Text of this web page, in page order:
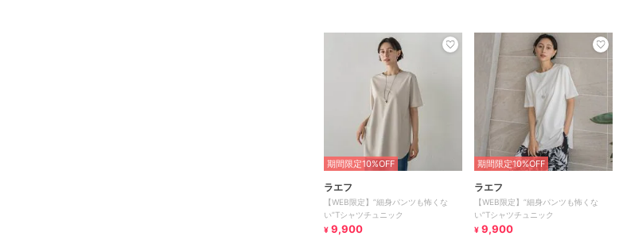
期間限定10%OFF
ラエフ
【WEB限定】”細身パンツも怖くな
い”Tシャツチュニック
¥ 9,900
期間限定10%OFF
ラエフ
【WEB限定】”細身パンツも怖くな
い”Tシャツチュニック
¥ 9,900